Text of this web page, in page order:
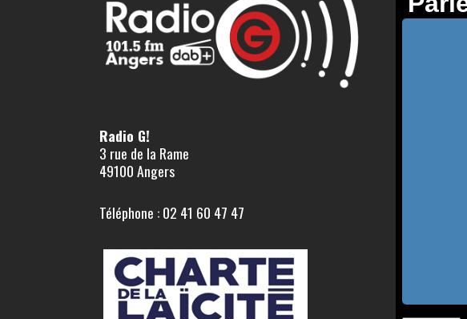
Radio G!
3 rue de la Rame
49100 Angers
Téléphone : 02 41 60 47 47